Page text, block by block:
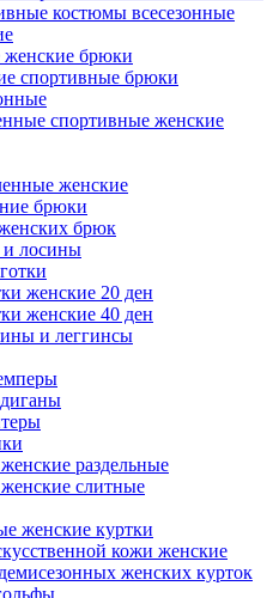
костюмы всесезонные
брюки
спортивные брюки
спортивные женские
женские
брюки
брюк
и лосины
женские 20 ден
женские 40 ден
и леггинсы
раздельные
слитные
женские куртки
кожи женские
женских курток